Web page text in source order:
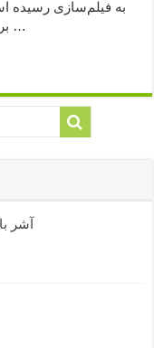
به فیلم‌سازی رسیده
بر دیالوگ است. دیالوگ‌هایی دقیق و حساب …
آشر